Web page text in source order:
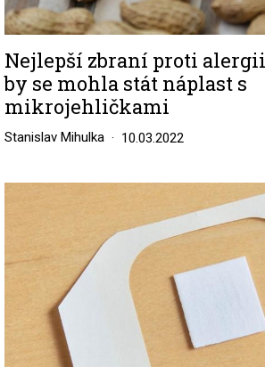
Nejlepší zbraní proti
by se mohla stát náplast s
mikrojehličkami
Stanislav Mihulka 10.03.2022